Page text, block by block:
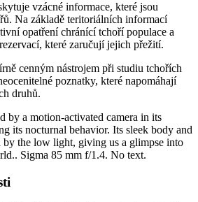
vzácné informace, které jsou
Na základě teritoriálních informací
opatření chránící tchoří populace a
které zaručují jejich přežití.
cenným nástrojem při studiu tchořích
poznatky, které napomáhají
druhů.